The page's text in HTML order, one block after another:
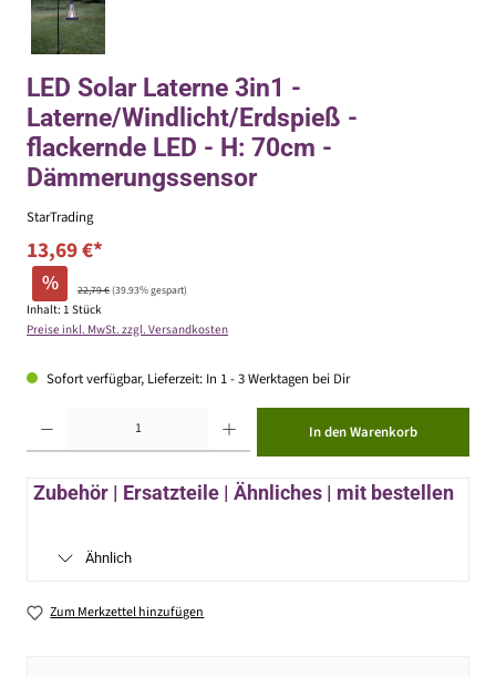
LED Solar Laterne 3in1 -
Laterne/Windlicht/Erdspieß -
flackernde LED - H: 70cm -
Dämmerungssensor
StarTrading
13,69 €*
% 22,79 €(39.93% gespart)
Inhalt: 1 Stück
Preise inkl. MwSt. zzgl. Versandkosten
Sofort verfügbar, Lieferzeit: In 1 - 3 Werktagen bei Dir
In den Warenkorb
Zubehör | Ersatzteile | Ähnliches | mit bestellen
Ähnlich
Zum Merkzettel hinzufügen